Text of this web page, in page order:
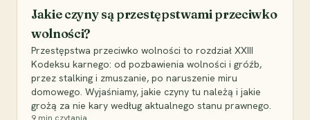
Jakie czyny są przestępstwami przeciwko
wolności?
Przestępstwa przeciwko wolności to rozdział XXIII
Kodeksu karnego: od pozbawienia wolności i gróźb,
przez stalking i zmuszanie, po naruszenie miru
domowego. Wyjaśniamy, jakie czyny tu należą i jakie
grożą za nie kary według aktualnego stanu prawnego.